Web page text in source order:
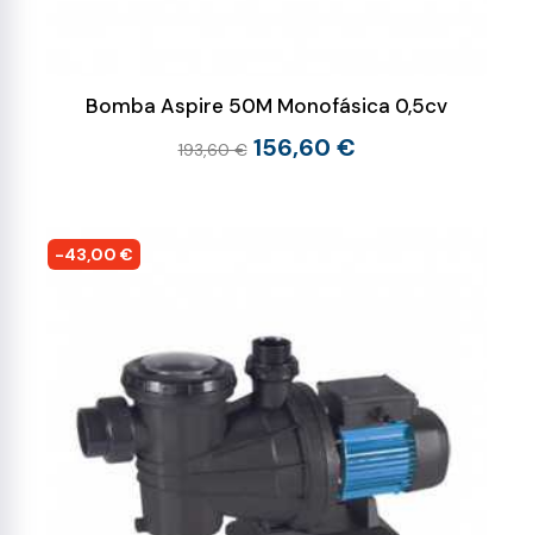
Bomba Aspire 50M Monofásica 0,5cv
193,60 € 156,60 €
-43,00 €